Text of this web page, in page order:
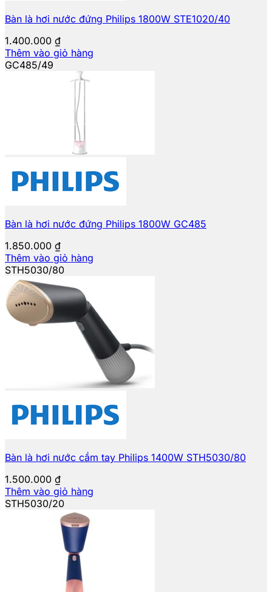
Bàn là hơi nước đứng Philips 1800W STE1020/40
1.400.000 ₫
Thêm vào giỏ hàng
GC485/49
Bàn là hơi nước đứng Philips 1800W GC485
1.850.000 ₫
Thêm vào giỏ hàng
STH5030/80
Bàn là hơi nước cầm tay Philips 1400W STH5030/80
1.500.000 ₫
Thêm vào giỏ hàng
STH5030/20